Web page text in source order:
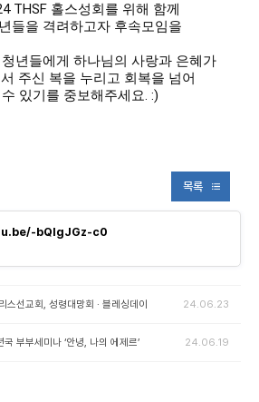
THSF 홀스성회를 위해 함께
들을 격려하고자 후속모임을
년들에게 하나님의 사랑과 은혜가
주신 복을 누리고 회복을 넘어
있기를 중보해주세요. :)
목록
bQIgJGz-c0
스선교회, 성령대망회 · 블레싱데이 24.06.23
부부세미나 ‘안녕, 나의 에제르’ 24.06.19